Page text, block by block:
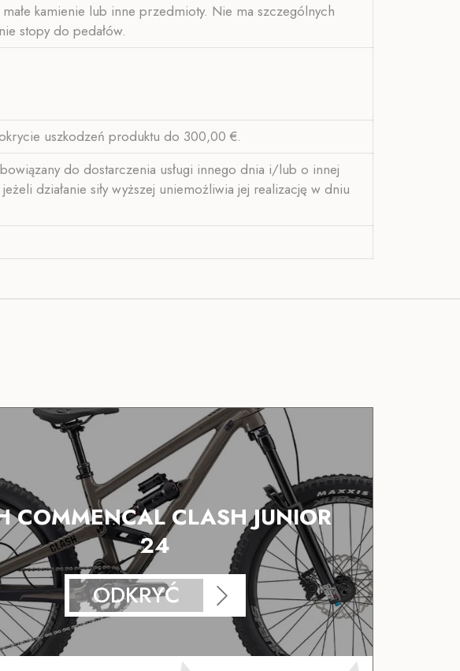
kamienie lub inne przedmioty. Nie ma szczególnych
stopy do pedałów.
uszkodzeń produktu do 300,00 €.
do dostarczenia usługi innego dnia i/lub o innej
działanie siły wyższej uniemożliwia jej realizację w dniu
COMMENCAL CLASH JUNIOR
24
ODKRYĆ